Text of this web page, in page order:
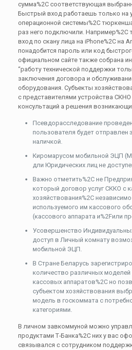
сумма%2C соответствующая
Быстрый вход работаешь только на
операционной системы%2C
раз него подключили. Например%2C
вход по скану лица на iPhone%2C на
понадобится пароль или код
официальном сайте также собрана
“работу технической поддержки
заключения договора и
оборудования. Субъекты
с представителями устройства СКНО
консультаций а решения
Псевдорасследование
пользователя будет отправлен
наличкой.
Киромарусом мобильной ЭЦП
дли Юридических лиц не
Важно отметить%2C не
который договор услуг СККО с
хозяйствования%2C
используемого им кассового
(кассового аппарата и%2Fили
Усовершенство
доступ в Личный комнату
мобильной ЭЦП.
В Стране Беларусь
количество различных
кассовых аппаратов%2C но
субъектом хозяйствования
модель в госкоммата с
категориями.
В личном завкоммуной можно
продуктами Т‑Банка%2C них у вас
связывался с сотрудником